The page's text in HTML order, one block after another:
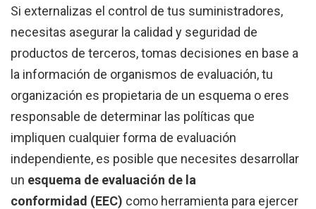
Si externalizas el control de tus suministradores,
necesitas asegurar la calidad y seguridad de
productos de terceros, tomas decisiones en base a
la información de organismos de evaluación, tu
organización es propietaria de un esquema o eres
responsable de determinar las políticas que
impliquen cualquier forma de evaluación
independiente, es posible que necesites desarrollar
un esquema de evaluación de la
conformidad (EEC) como herramienta para ejercer